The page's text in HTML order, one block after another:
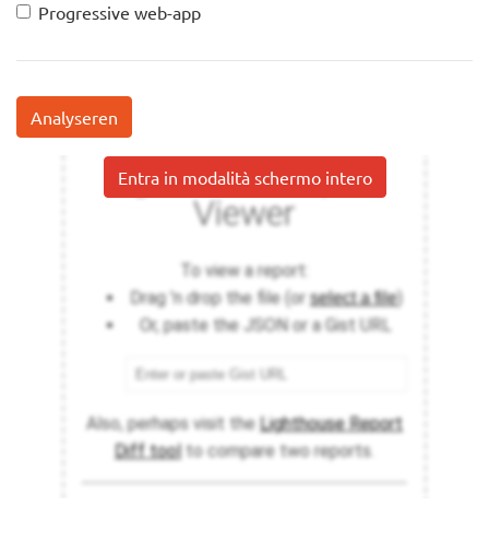
Progressive web-app
Analyseren
Entra in modalità schermo intero